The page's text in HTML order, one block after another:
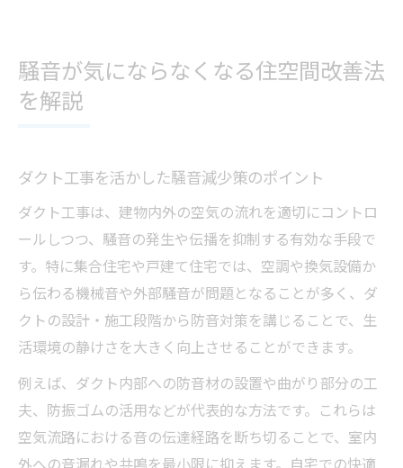
騒音が気にならなくなる住空間改善法
を解説
ダクト工事を活かした騒音減少策のポイント
ダクト工事は、建物内外の空気の流れを適切にコントロ
ールしつつ、騒音の発生や伝播を抑制する有効な手段で
す。特に集合住宅や戸建て住宅では、空調や換気設備か
ら伝わる機械音や外部騒音が問題となることが多く、ダ
クトの設計・施工段階から防音対策を講じることで、生
活環境の静けさを大きく向上させることができます。
例えば、ダクト内部への防音材の設置や曲がり部分の工
夫、防振ゴムの活用などが代表的な方法です。これらは
空気流路における音の伝達経路を断ち切ることで、室内